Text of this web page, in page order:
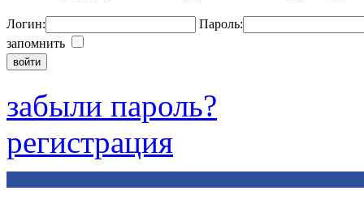
Логин:
Пароль:
запомнить
забыли пароль?
регистрация